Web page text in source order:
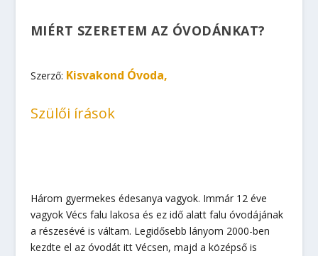
MIÉRT SZERETEM AZ ÓVODÁNKAT?
Szerző: Kisvakond Óvoda,
Szülői írások
Három gyermekes édesanya vagyok. Immár 12 éve
vagyok Vécs falu lakosa és ez idő alatt falu óvodájának
a részesévé is váltam. Legidősebb lányom 2000-ben
kezdte el az óvodát itt Vécsen, majd a középső is